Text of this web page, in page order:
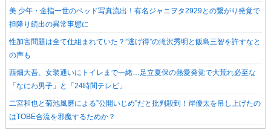
美 少年・金指一世のベッド写真流出！有名ジャニヲタ2929との繋がり発覚で
担降り続出の異常事態に
性加害問題は全て仕組まれていた？”逃げ得”の滝沢秀明と飯島三智を許すなと
の声も
西畑大吾、女装通いにトイレまで一緒…足立夏保の熱愛発覚で大荒れ必至な
「なにわ男子」と「24時間テレビ」
二宮和也と菊池風磨による”公開いじめ”だと批判殺到！岸優太を吊し上げたの
はTOBE合流を邪魔するためか？